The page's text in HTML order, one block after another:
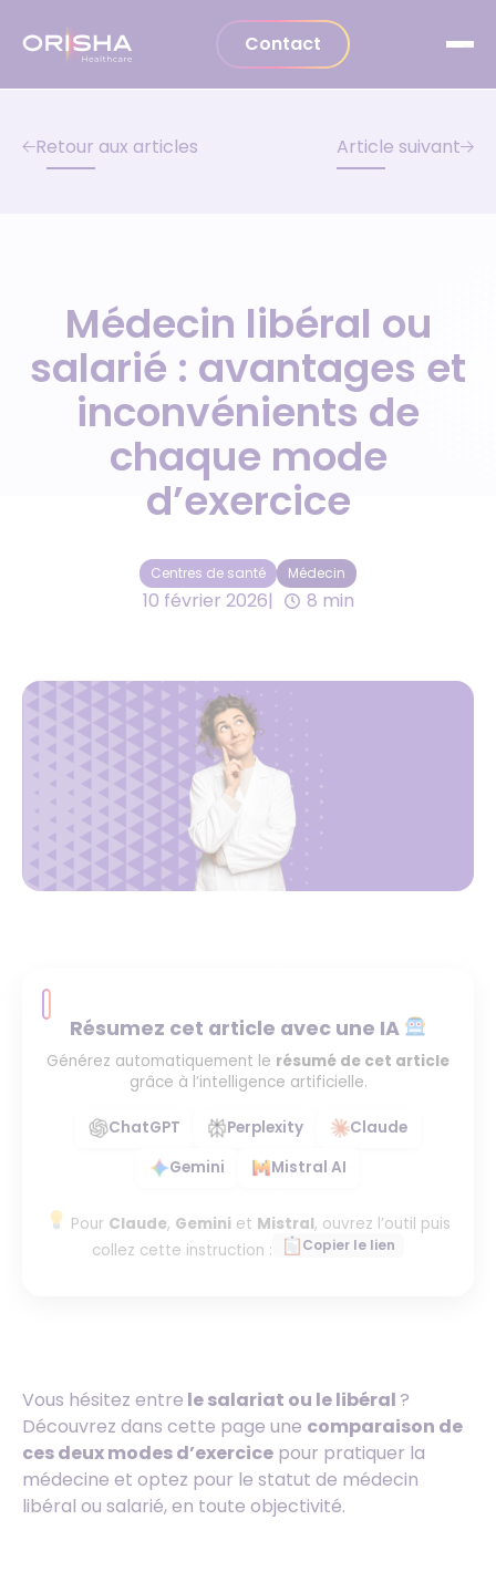
Contact
Retour aux articles Article suivant
Médecin libéral ou
salarié : avantages et
inconvénients de
chaque mode
d’exercice
Centres de santé Médecin
10 février 2026 8 min
Résumez cet article avec une IA
Générez automatiquement le résumé de cet article
grâce à l’intelligence artificielle.
ChatGPT Perplexity
Claude
Gemini
Mistral AI
Pour Claude, Gemini et Mistral, ouvrez l’outil puis
collez cette instruction :
Copier le lien
Vous hésitez entre le salariat ou le libéral ?
Découvrez dans cette page une comparaison de
ces deux modes d’exercice pour pratiquer la
médecine et optez pour le statut de médecin
libéral ou salarié, en toute objectivité.